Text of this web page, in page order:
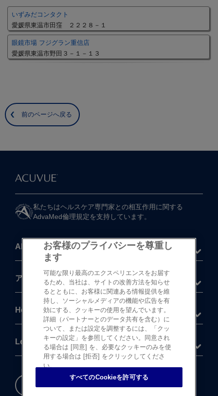
いずみだコンタクト
愛媛県東温市田窪 ２２２８－１
眼鏡市場 フジグラン重信店
愛媛県東温市野田３－１－１３
前のページへ戻る
私たちは​ヘルスケア専門家との​相互作用に​関する​
AdvaMed倫理規定を​支持しています。
About
アキュビュー®製品
Help
Legal
重要な​安全情報
お客様のプライバシーを尊重し
ます
可能な限り最高のエクスペリエンスをお届す
るため、当社は、サイトの改善方法を知らせ
るとともに、お客様に関連ある情報提供を維
持し、ソーシャルメディアの機能や広告を有
効にする、クッキーの使用を望んでいます。
詳細（パートナーとのデータ共有を含む）に
ついて、または設定を調整するには、「クッ
キーの設定」を参照してください。同意され
る場合は [同意] を、必要なクッキーのみを使
用する場合は [拒否] をクリックしてくださ
い。
すべてのCookieを許可する